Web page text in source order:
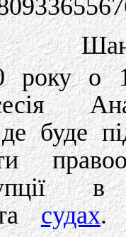
року о
буде
судах.